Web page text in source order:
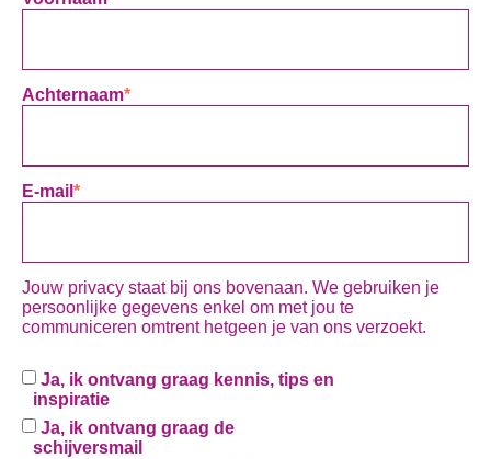
Achternaam*
E-mail *
Jouw privacy staat bij ons bovenaan. We gebruiken je
persoonlijke gegevens enkel om met jou te
communiceren omtrent hetgeen je van ons verzoekt.
Ja, ik ontvang graag kennis, tips en
inspiratie
Ja, ik ontvang graag de
schijversmail